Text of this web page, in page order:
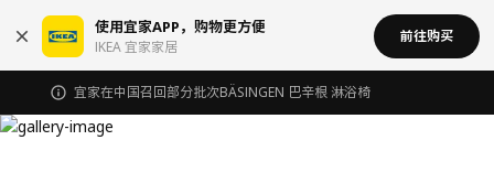
使用宜家APP，购物更方便
IKEA 宜家家居
前往购买
宜家在中国召回部分批次BÄSINGEN 巴辛根 淋浴椅